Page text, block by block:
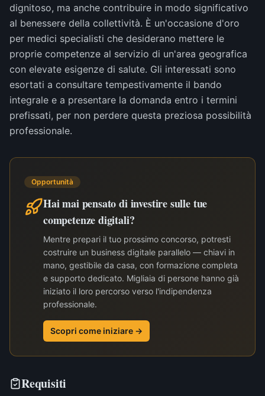
dignitoso, ma anche contribuire in modo significativo
al benessere della collettività. È un'occasione d'oro
per medici specialisti che desiderano mettere le
proprie competenze al servizio di un'area geografica
con elevate esigenze di salute. Gli interessati sono
esortati a consultare tempestivamente il bando
integrale e a presentare la domanda entro i termini
prefissati, per non perdere questa preziosa possibilità
professionale.
Opportunità
Hai mai pensato di investire sulle tue
competenze digitali?
Mentre prepari il tuo prossimo concorso, potresti
costruire un business digitale parallelo — chiavi in
mano, gestibile da casa, con formazione completa
e supporto dedicato. Migliaia di persone hanno già
iniziato il loro percorso verso l'indipendenza
professionale.
Scopri come iniziare →
Requisiti